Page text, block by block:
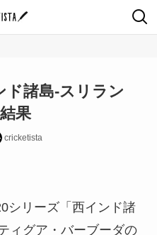
ド諸島-スリラン
果
cricketista
シリーズ「西インド諸
ィグア・バーブーダの